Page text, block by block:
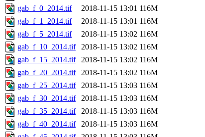
gab_f_0_2014.tif
2018-11-15 13:01 116M
gab_f_1_2014.tif
2018-11-15 13:01 116M
gab_f_5_2014.tif
2018-11-15 13:02 116M
gab_f_10_2014.tif
2018-11-15 13:02 116M
gab_f_15_2014.tif
2018-11-15 13:02 116M
gab_f_20_2014.tif
2018-11-15 13:02 116M
gab_f_25_2014.tif
2018-11-15 13:03 116M
gab_f_30_2014.tif
2018-11-15 13:03 116M
gab_f_35_2014.tif
2018-11-15 13:03 116M
gab_f_40_2014.tif
2018-11-15 13:03 116M